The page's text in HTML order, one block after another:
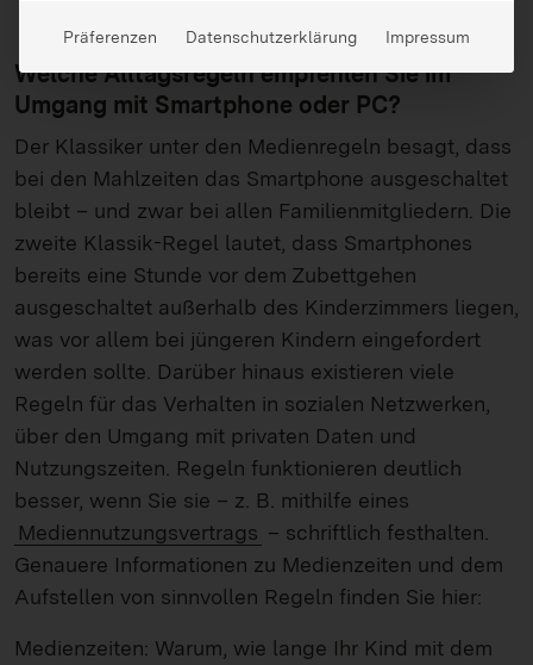
Welche Alltagsregeln empfehlen Sie im
Umgang mit Smartphone oder PC?
Der Klassiker unter den Medienregeln besagt, dass
bei den Mahlzeiten das Smartphone ausgeschaltet
bleibt – und zwar bei allen Familienmitgliedern. Die
zweite Klassik-Regel lautet, dass Smartphones
bereits eine Stunde vor dem Zubettgehen
ausgeschaltet außerhalb des Kinderzimmers liegen,
was vor allem bei jüngeren Kindern eingefordert
werden sollte. Darüber hinaus existieren viele
Regeln für das Verhalten in sozialen Netzwerken,
über den Umgang mit privaten Daten und
Nutzungszeiten. Regeln funktionieren deutlich
besser, wenn Sie sie – z. B. mithilfe eines
Mediennutzungsvertrags – schriftlich festhalten.
Genauere Informationen zu Medienzeiten und dem
Aufstellen von sinnvollen Regeln finden Sie hier:
Medienzeiten: Warum, wie lange Ihr Kind mit dem
Präferenzen Datenschutzerklärung Impressum